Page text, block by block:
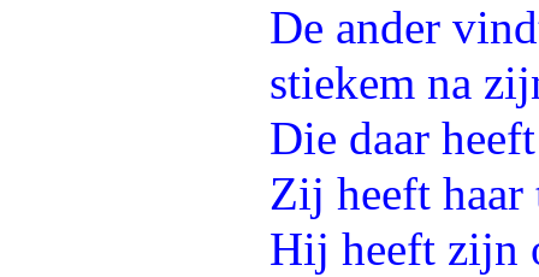
De ander
stiekem na
Die daar
Zij heeft haar
Hij heeft zijn